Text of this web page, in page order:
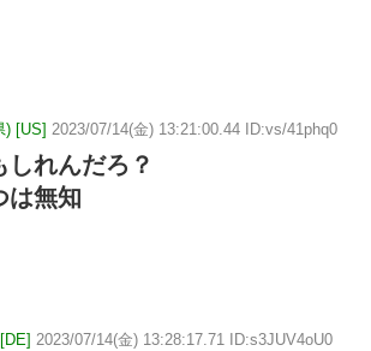
) [US] 2023/07/14(金) 13:21:00.44 ID:vs/41phq0
れんだろ？
は無知
2023/07/14(金) 13:28:17.71 ID:s3JUV4oU0